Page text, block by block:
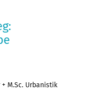
M.Sc. Urbanistik